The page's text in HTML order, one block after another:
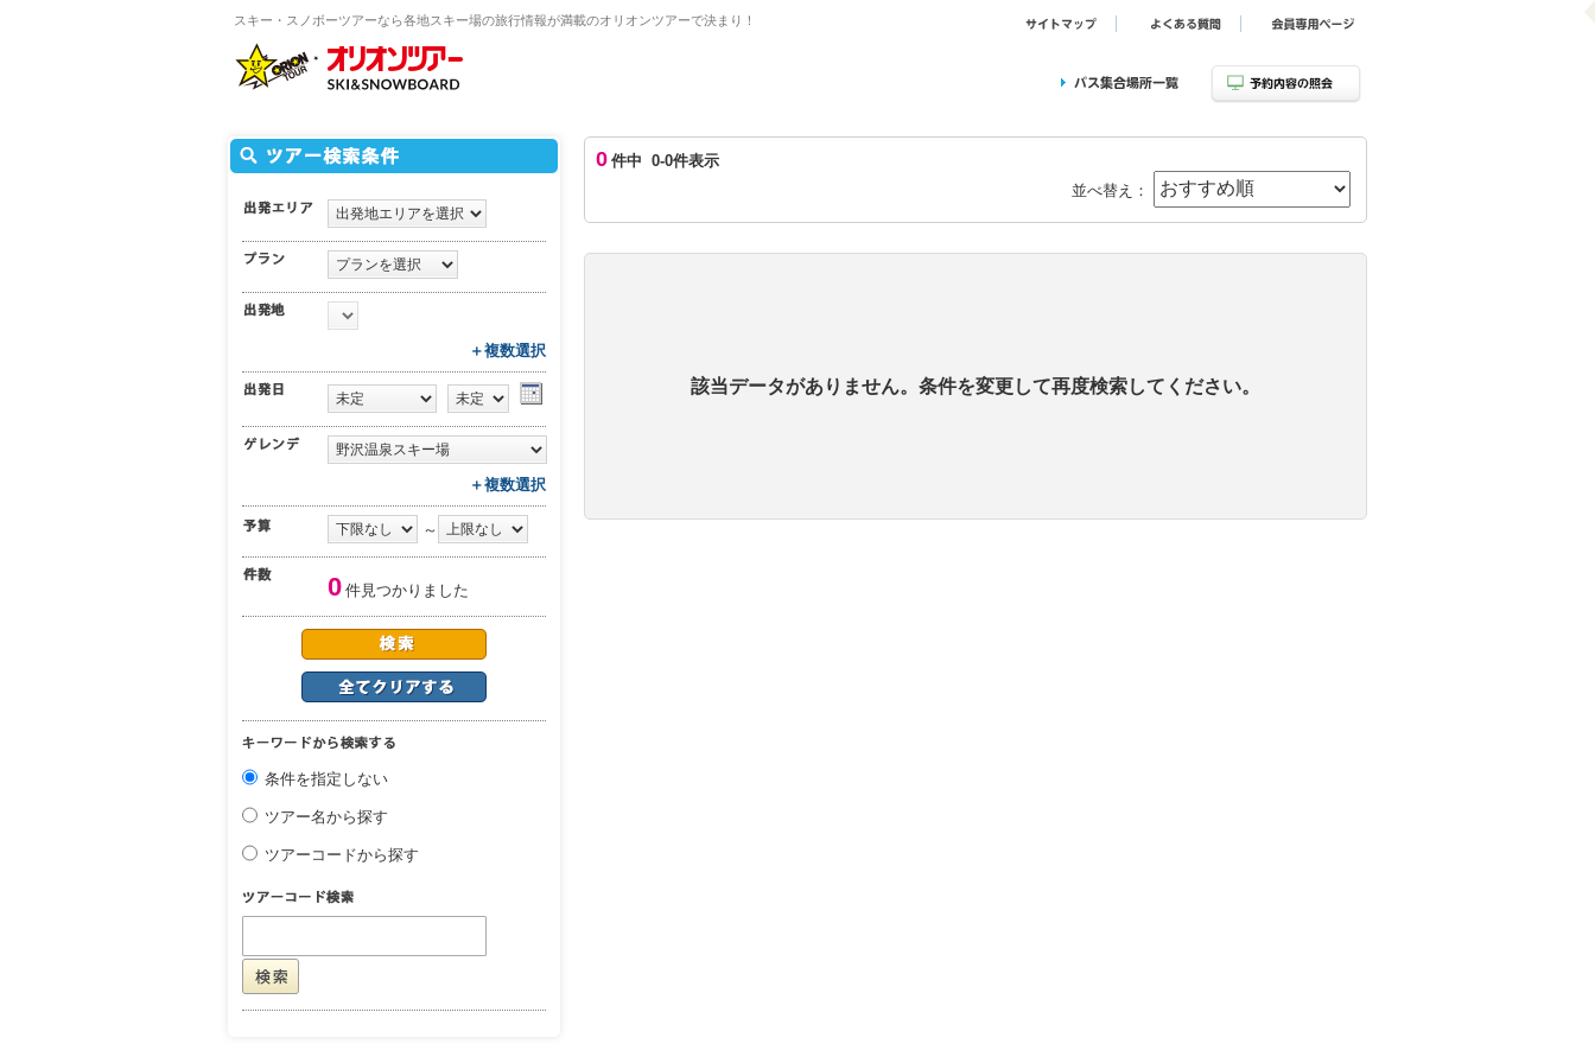
スキー・スノボーツアーなら各地スキー場の旅行情報が満載のオリオンツアーで決まり！
＋複数選択
＋複数選択
～
0 件見つかりました
条件を指定しない
ツアー名から探す
ツアーコードから探す
0 件中 0-0件表示
並べ替え：
該当データがありません。条件を変更して再度検索してください。